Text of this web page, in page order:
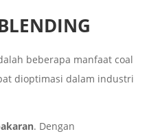
beberapa manfaat coal
dioptimasi dalam industri
. Dengan